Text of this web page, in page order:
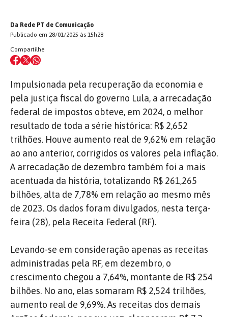
Da Rede PT de Comunicação
Publicado em 28/01/2025 às 15h28
Compartilhe
Impulsionada pela recuperação da economia e
pela justiça fiscal do governo Lula, a arrecadação
federal de impostos obteve, em 2024, o melhor
resultado de toda a série histórica: R$ 2,652
trilhões. Houve aumento real de 9,62% em relação
ao ano anterior, corrigidos os valores pela inflação.
A arrecadação de dezembro também foi a mais
acentuada da história, totalizando R$ 261,265
bilhões, alta de 7,78% em relação ao mesmo mês
de 2023. Os dados foram divulgados, nesta terça-
feira (28), pela Receita Federal (RF).
Levando-se em consideração apenas as receitas
administradas pela RF, em dezembro, o
crescimento chegou a 7,64%, montante de R$ 254
bilhões. No ano, elas somaram R$ 2,524 trilhões,
aumento real de 9,69%. As receitas dos demais